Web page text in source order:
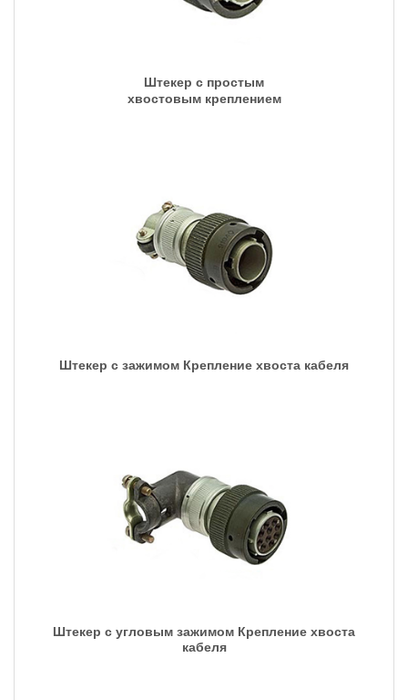
Штекер с простым
хвостовым креплением
Штекер с зажимом Крепление хвоста кабеля
Штекер с угловым зажимом Крепление хвоста
кабеля